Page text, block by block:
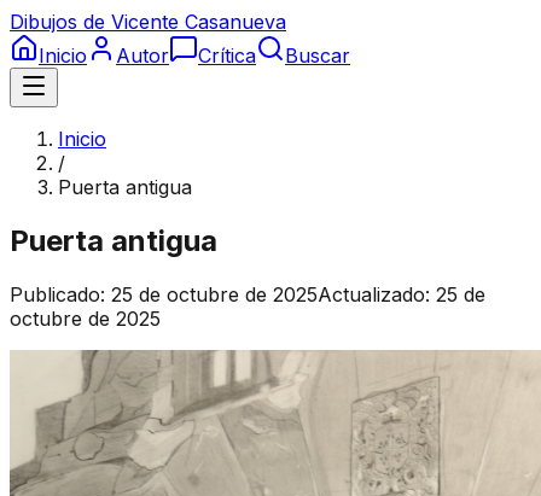
Dibujos de Vicente Casanueva
Inicio
Autor Crítica Buscar
Inicio
/
Puerta antigua
Puerta antigua
Publicado: 25 de octubre de 2025Actualizado: 25 de
octubre de 2025